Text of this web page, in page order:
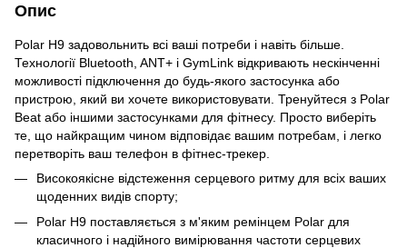
Опис
Polar H9 задовольнить всі ваші потреби і навіть більше.
Технології Bluetooth, ANT+ і GymLink відкривають нескінченні
можливості підключення до будь-якого застосунка або
пристрою, який ви хочете використовувати. Тренуйтеся з Polar
Beat або іншими застосунками для фітнесу. Просто виберіть
те, що найкращим чином відповідає вашим потребам, і легко
перетворіть ваш телефон в фітнес-трекер.
Високоякісне відстеження серцевого ритму для всіх ваших
щоденних видів спорту;
Polar H9 поставляється з м'яким ремінцем Polar для
класичного і надійного вимірювання частоти серцевих